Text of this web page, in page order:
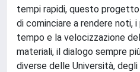
tempi rapidi, questo
di cominciare a rendere noti,
tempo e la velocizzazione
materiali, il dialogo sempre
diverse delle Università,